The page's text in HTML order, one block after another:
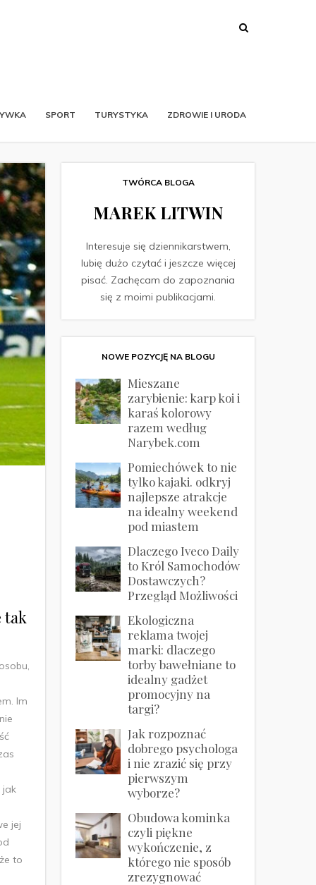
SPORT TURYSTYKA ZDROWIE I URODA
tak
Im
jak
jej
to
TWÓRCA BLOGA
MAREK LITWIN
Interesuje się dziennikarstwem,
lubię dużo czytać i jeszcze więcej
pisać. Zachęcam do zapoznania
się z moimi publikacjami.
NOWE POZYCJĘ NA BLOGU
Mieszane
zarybienie: karp koi i
karaś kolorowy
razem według
Narybek.com
Pomiechówek to nie
tylko kajaki. odkryj
najlepsze atrakcje
na idealny weekend
pod miastem
Dlaczego Iveco Daily
to Król Samochodów
Dostawczych?
Przegląd Możliwości
Ekologiczna
reklama twojej
marki: dlaczego
torby bawełniane to
idealny gadżet
promocyjny na
targi?
Jak rozpoznać
dobrego psychologa
i nie zrazić się przy
pierwszym
wyborze?
Obudowa kominka
czyli piękne
wykończenie, z
którego nie sposób
zrezygnować